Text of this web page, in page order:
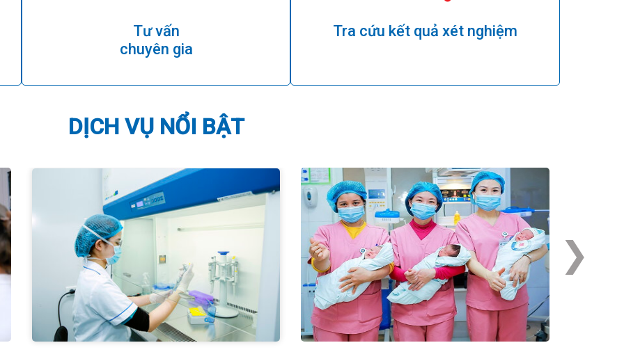
Tư vấn
chuyên gia
Tra cứu kết quả xét nghiệm
DỊCH VỤ NỔI BẬT
›